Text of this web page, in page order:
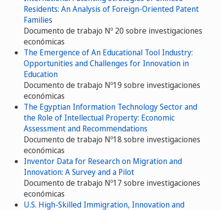
Residents: An Analysis of Foreign-Oriented Patent
Families
Documento de trabajo Nº 20 sobre investigaciones
económicas
The Emergence of An Educational Tool Industry:
Opportunities and Challenges for Innovation in
Education
Documento de trabajo Nº19 sobre investigaciones
económicas
The Egyptian Information Technology Sector and
the Role of Intellectual Property: Economic
Assessment and Recommendations
Documento de trabajo Nº18 sobre investigaciones
económicas
Inventor Data for Research on Migration and
Innovation: A Survey and a Pilot
Documento de trabajo Nº17 sobre investigaciones
económicas
U.S. High-Skilled Immigration, Innovation and